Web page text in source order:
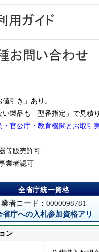
引き」あり。
製品も「型番指定」で見積
官公庁・教育機関とお取引
等販売許可
業者認可
業者コード：0000098781
省庁への入札参加資格アリ
ン